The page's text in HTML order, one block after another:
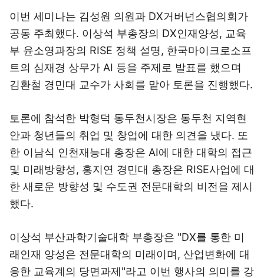
이번 세미나는 김성원 의원과 DX거버넌스협의회가
공동 주최했다. 이상석 부총장의 DX인재양성, 교육
부 윤소영과장의 RISE 정책 설명, 한국마이크로소프
트의 심재경 상무가 AI 등을 주제로 발표를 했으며
김환철 경민대 교수가 사회를 맡아 토론을 진행했다.
토론에 참석한 박형덕 동두천시장은 동두천 지역현
안과 청년들의 취업 및 창업에 대한 의견을 냈다. 또
한 이남식 인천재능대 총장은 AI에 대한 대학의 접근
및 미래방향성, 홍지연 경민대 총장은 RISE사업에 대
한 새로운 방향성 및 수도권 전문대학의 비전을 제시
했다.
이상석 부산과학기술대학 부총장은 "DX를 통한 미
래인재 양성은 전문대학의 미래이며, 산업변화에 대
응한 교육계의 당면과제"라고 이번 행사의 의미를 강